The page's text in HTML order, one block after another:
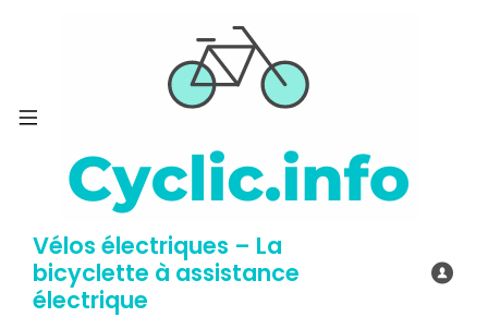
Vélos électriques – La
bicyclette à assistance
électrique